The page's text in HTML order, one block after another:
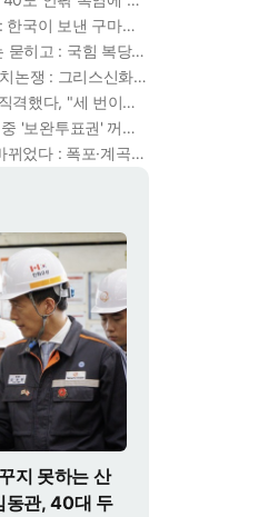
"한국산 물은 변기 물로 써라" : 한국이 보낸 구마모토 지진 구호품에 한 일본인의 '어처구니 없는' 반응
필리버스터는 밀리고 토론회는 묻히고 : 국힘 복당 원하는 한동훈, '검사 정치'의 한계만 드러내나
영화 '오디세이'에 난데없는 정치논쟁 : 그리스신화 공간에서 '트럼프 전쟁의 참혹함'이 보인다
이재명 사관학교 통합 반대를 직격했다, "세 번이나 군사 쿠데타 했는데 압도적 지위"
민주당 친석계, 전당대회 진행 중 '보완투표권' 꺼냈다 : '사후 투표 허용' 무리수에 정청래 "투표 쿠데타"
40도 폭염에 '대세 피서지'가 바뀌었다 : 폭포·계곡보다 이곳으로 더 몰린다
지 못하는 산
동관, 40대 두